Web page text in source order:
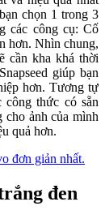
chọn 1 trong 3
các công cụ: Cố
hơn. Nhìn chung,
cần kha khá thời
giúp bạn
hơn. Tương tự
thức có sẵn
cho ảnh của mình
quả hơn.
đơn giản nhất.
đen